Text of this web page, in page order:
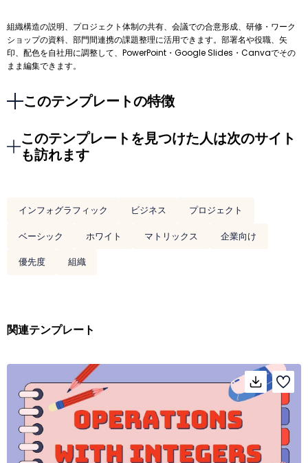
組織構造の説明、プロジェクト体制の共有、会議での合意形成、研修・ワーク
ショップの資料、部門間連携の課題整理に活用できます。部署名や役職、矢
印、配色を自社用に調整して、PowerPoint・Google Slides・Canvaでその
まま編集できます。
このテンプレートの特徴
このテンプレートを見つけた人は次のサイト
も訪れます
インフォグラフィック ビジネス
プロジェクト
ベーシック
ホワイト マトリックス
企業向け
優先度
組織
関連テンプレート